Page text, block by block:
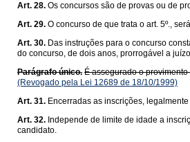
Art. 28. Os concursos são de provas ou de
Art. 29. O concurso de que trata o art. 5º.,
Art. 30. Das instruções para o concurso
do concurso, de dois anos, prorrogável a
Parágrafo único. É assegurado o
(Revogado pela Lei 12689 de 18/10/1999)
Art. 31. Encerradas as inscrições,
Art. 32. Independe de limite de idade a
candidato.